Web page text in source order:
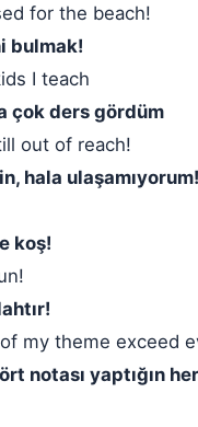
for the beach!
bulmak!
I teach
çok ders gördüm
out of reach!
hala ulaşamıyorum!
koş!
my theme exceed
notası yaptığın